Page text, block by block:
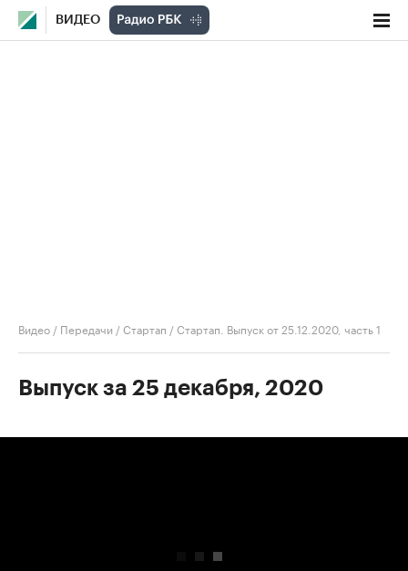
ВИДЕО
Видео / Передачи /Стартап /Стартап. Выпуск от 25.12.2020, часть 1
Выпуск за 25 декабря, 2020